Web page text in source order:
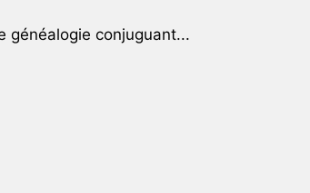
généalogie conjuguant...